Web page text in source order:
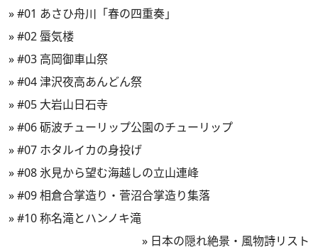
»#01 あさひ舟川「春の四重奏」
»#02 蜃気楼
»#03 高岡御車山祭
»#04 津沢夜高あんどん祭
»#05 大岩山日石寺
»#06 砺波チューリップ公園のチューリップ
»#07 ホタルイカの身投げ
»#08 氷見から望む海越しの立山連峰
»#09 相倉合掌造り・菅沼合掌造り集落
»#10 称名滝とハンノキ滝
» 日本の隠れ絶景・風物詩リスト